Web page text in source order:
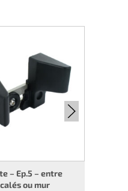
– Ep.5 – entre
ou mur